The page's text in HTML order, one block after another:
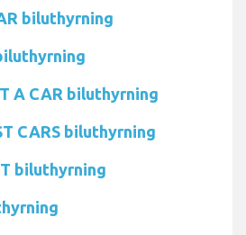
biluthyrning
A CAR biluthyrning
CARS biluthyrning
biluthyrning